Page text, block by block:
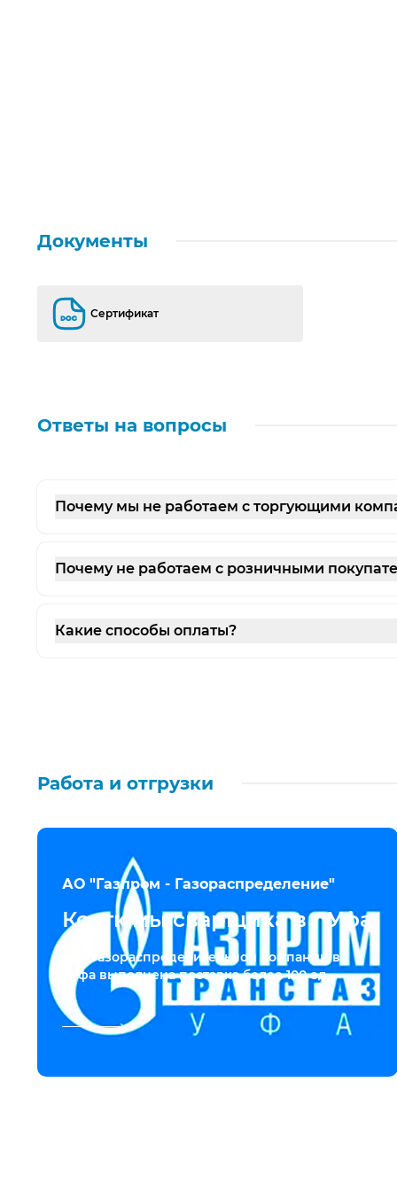
Документы
Сертификат
Ответы на вопросы
Почему мы не работаем с торгующими
Почему не работаем с розничными
Какие способы оплаты?
Работа и отгрузки
АО "Газпром - Газораспределение"
Костюмы сварщика в г.Уфа
Для газораспределительной компании в
г.Уфа выполнена поставка более 100 ед...